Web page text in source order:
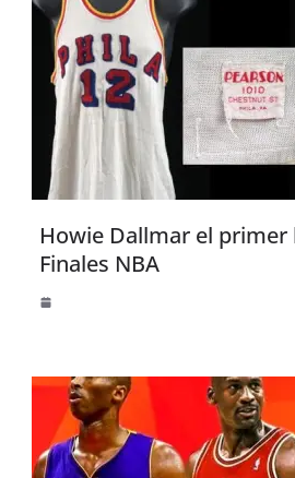
Howie Dallmar el primer
Finales NBA